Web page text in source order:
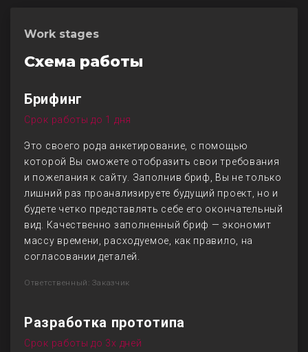
Work stages
Схема работы
Брифинг
Срок работы до 1 дня
Это своего рода анкетирование, с помощью
которой Вы сможете отобразить свои требования
и пожелания к сайту. Заполнив бриф, Вы не только
лишний раз проанализируете будущий проект, но и
будете четко представлять себе его окончательный
вид. Качественно заполненный бриф — экономит
массу времени, расходуемое, как правило, на
согласовании деталей.
Ответственный: Заказчик
Разработка прототипа
Срок работы до 3х дней